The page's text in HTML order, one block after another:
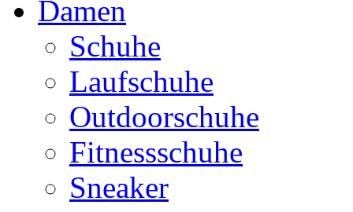
Damen
Schuhe
Laufschuhe
Outdoorschuhe
Fitnessschuhe
Sneaker